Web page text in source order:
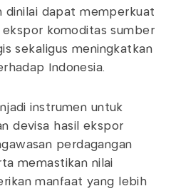
dinilai dapat memperkuat
komoditas sumber
sekaligus meningkatkan
Indonesia.
instrumen untuk
devisa hasil ekspor
perdagangan
memastikan nilai
manfaat yang lebih